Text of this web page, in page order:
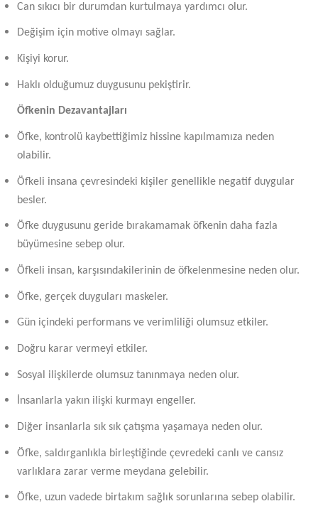
Can sıkıcı bir durumdan kurtulmaya yardımcı olur.
Değişim için motive olmayı sağlar.
Kişiyi korur.
Haklı olduğumuz duygusunu pekiştirir.
Öfkenin Dezavantajları
Öfke, kontrolü kaybettiğimiz hissine kapılmamıza neden
olabilir.
Öfkeli insana çevresindeki kişiler genellikle negatif duygular
besler.
Öfke duygusunu geride bırakamamak öfkenin daha fazla
büyümesine sebep olur.
Öfkeli insan, karşısındakilerinin de öfkelenmesine neden olur.
Öfke, gerçek duyguları maskeler.
Gün içindeki performans ve verimliliği olumsuz etkiler.
Doğru karar vermeyi etkiler.
Sosyal ilişkilerde olumsuz tanınmaya neden olur.
İnsanlarla yakın ilişki kurmayı engeller.
Diğer insanlarla sık sık çatışma yaşamaya neden olur.
Öfke, saldırganlıkla birleştiğinde çevredeki canlı ve cansız
varlıklara zarar verme meydana gelebilir.
Öfke, uzun vadede birtakım sağlık sorunlarına sebep olabilir.